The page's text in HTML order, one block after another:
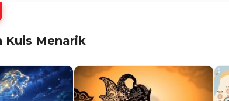
Kuis Menarik